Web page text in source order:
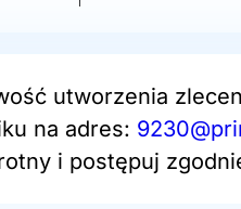
utworzenia
na adres:
i postępuj